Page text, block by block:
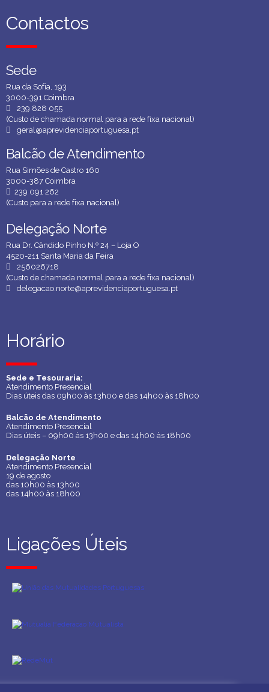
Contactos
Contactos
Sede
Sede
Rua da Sofia, 193
3000-391 Coimbra
239 828 055
(Custo de chamada normal para a rede fixa nacional)
geral@aprevidenciaportuguesa.pt
Balcão de Atendimento
Balcão de Atendimento
Rua Simões de Castro 160
3000-387 Coimbra
239 091 262
(Custo para a rede fixa nacional)
Delegação Norte
Delegação Norte
Rua Dr. Cândido Pinho N.º 24 – Loja O
4520-211 Santa Maria da Feira
256026718
(Custo de chamada normal para a rede fixa nacional)
delegacao.norte@aprevidenciaportuguesa.pt
Horário
Horário
Sede e Tesouraria:
Atendimento Presencial
Dias úteis das 09h00 às 13h00 e das 14h00 às 18h00
Sede e Tesouraria:
Atendimento Presencial
Dias úteis das 09h00 às 13h00 e das 14h00 às 18h00
Balcão de Atendimento
Atendimento Presencial
Dias úteis – 09h00 às 13h00 e das 14h00 às 18h00
Balcão de Atendimento
Atendimento Presencial
Dias úteis – 09h00 às 13h00 e das 14h00 às 18h00
Delegação Norte
Atendimento Presencial
19 de agosto
das 10h00 às 13h00
das 14h00 às 18h00
Delegação Norte
Atendimento Presencial
19 de agosto
das 10h00 às 13h00
das 14h00 às 18h00
Ligações Úteis
Ligações Úteis